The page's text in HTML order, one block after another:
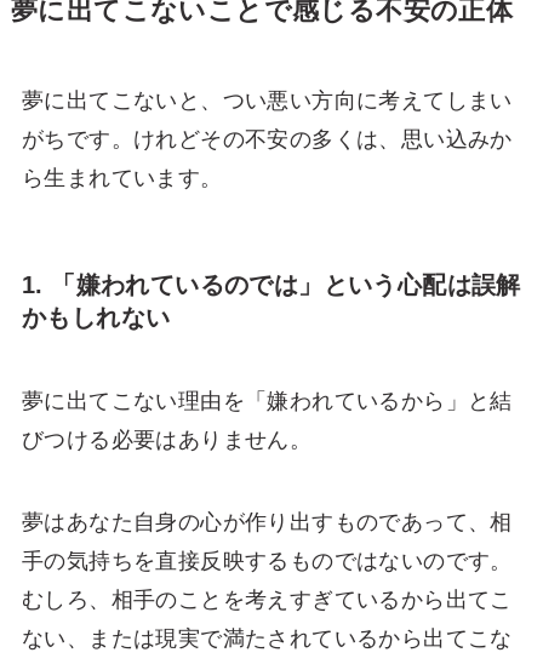
夢に出てこないことで感じる不安の正体
夢に出てこないと、つい悪い方向に考えてしまい
がちです。けれどその不安の多くは、思い込みか
ら生まれています。
1. 「嫌われているのでは」という心配は誤解
かもしれない
夢に出てこない理由を「嫌われているから」と結
びつける必要はありません。
夢はあなた自身の心が作り出すものであって、相
手の気持ちを直接反映するものではないのです。
むしろ、相手のことを考えすぎているから出てこ
ない、または現実で満たされているから出てこな